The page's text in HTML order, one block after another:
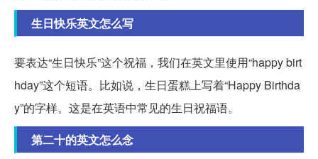
生日快乐英文怎么写
要表达“生日快乐”这个祝福，我们在英文里使用“happy birt
hday”这个短语。比如说，生日蛋糕上写着“Happy Birthda
y”的字样。这是在英语中常见的生日祝福语。
第二十的英文怎么念